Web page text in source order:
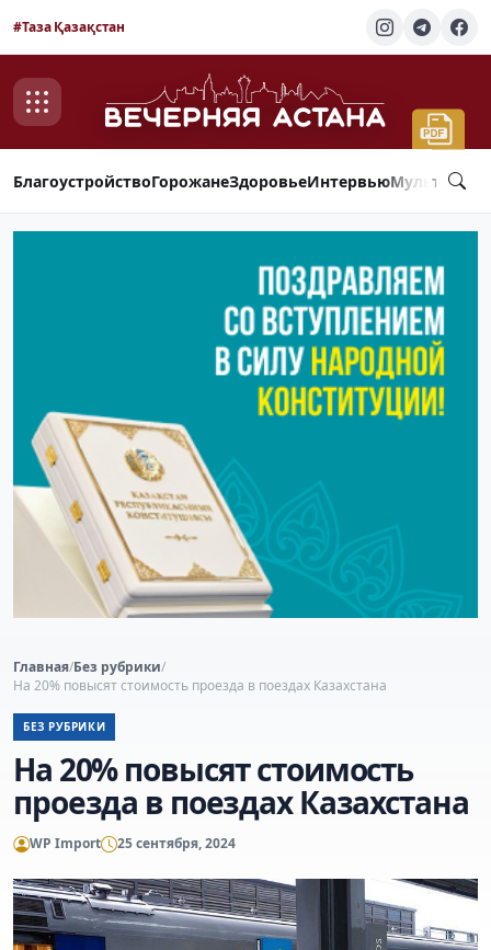
#Таза Қазақстан
БлагоустройствоГорожанеЗдоровьеИнтервью
Главная/Без рубрики/
На 20% повысят стоимость проезда в поездах Казахстана
БЕЗ РУБРИКИ
На 20% повысят стоимость
проезда в поездах Казахстана
WP Import 25 сентября, 2024